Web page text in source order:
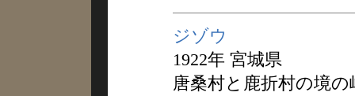
ジゾウ
1922年 宮城県
唐桑村と鹿折村の境